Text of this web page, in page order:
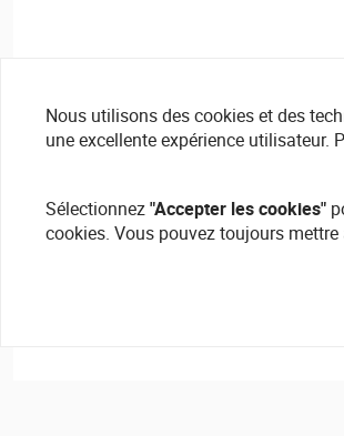
Nous utilisons des cookies et des
une excellente expérience
Sélectionnez"Accepter les cookies"
cookies. Vous pouvez toujours